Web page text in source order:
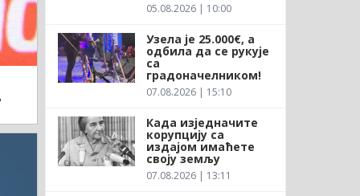
05.08.2026 | 10:00
Узела је 25.000€, а
одбила да се рукује
са
градоначелником!
07.08.2026 | 15:10
Када изједначите
корупцију са
издајом имаћете
своју земљу
07.08.2026 | 13:11